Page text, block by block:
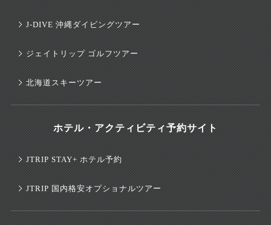
J-DIVE 沖縄ダイビングツアー
ジェイトリップ ゴルフツアー
北海道スキーツアー
ホテル・アクティビティ予約サイト
JTRIP STAY+ ホテル予約
JTRIP 国内格安オプショナルツアー